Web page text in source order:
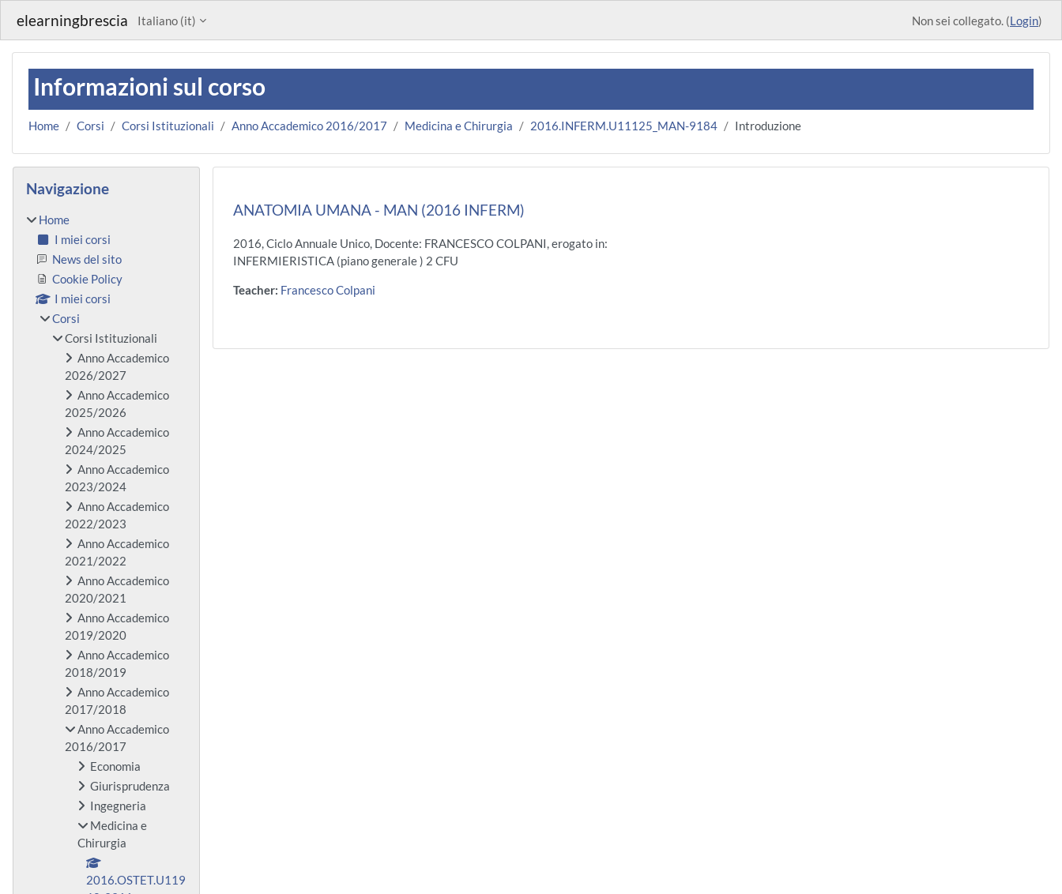
elearningbrescia Italiano ‎(it)‎ Non sei collegato. (Login)
Informazioni sul corso
Home Corsi Corsi Istituzionali Anno Accademico 2016/2017 Medicina e Chirurgia 2016.INFERM.U11125_MAN-9184 Introduzione
ANATOMIA UMANA - MAN (2016 INFERM)
2016, Ciclo Annuale Unico, Docente: FRANCESCO COLPANI, erogato in:
INFERMIERISTICA (piano generale ) 2 CFU
Teacher: Francesco Colpani
Blocchi
Navigazione
Home
I miei corsi
News del sito
Cookie Policy
I miei corsi
Corsi
Corsi Istituzionali
Anno Accademico
2026/2027
Anno Accademico
2025/2026
Anno Accademico
2024/2025
Anno Accademico
2023/2024
Anno Accademico
2022/2023
Anno Accademico
2021/2022
Anno Accademico
2020/2021
Anno Accademico
2019/2020
Anno Accademico
2018/2019
Anno Accademico
2017/2018
Anno Accademico
2016/2017
Economia
Giurisprudenza
Ingegneria
Medicina e
Chirurgia
2016.OSTET.U119